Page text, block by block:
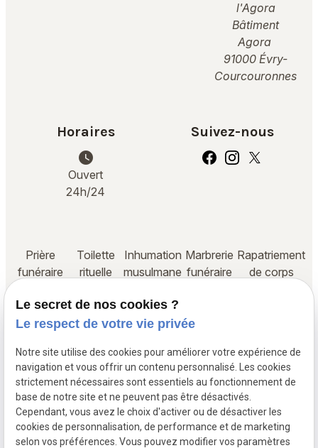
l'Agora
Bâtiment
Agora
91000 Évry-
Courcouronnes
Horaires
watch_later
Ouvert
24h/24
Suivez-nous
Prière
funéraire
Toilette
rituelle
Inhumation
musulmane
Marbrerie
funéraire
Rapatriement
de corps
Démarches administratives Assurance décès
Mentions légales
Politique de
confidentialité
Siret :
82424645800015
Le secret de nos cookies ?
Le respect de votre vie privée
Notre site utilise des cookies pour améliorer votre expérience de
navigation et vous offrir un contenu personnalisé. Les cookies
strictement nécessaires sont essentiels au fonctionnement de
base de notre site et ne peuvent pas être désactivés.
Cependant, vous avez le choix d'activer ou de désactiver les
cookies de personnalisation, de performance et de marketing
selon vos préférences. Vous pouvez modifier vos paramètres